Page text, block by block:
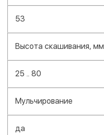
53
Высота скашивания, мм
25 .. 80
Мульчирование
да